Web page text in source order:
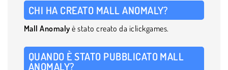
CHI HA CREATO MALL ANOMALY?
Mall Anomaly è stato creato da iclickgames.
QUANDO È STATO PUBBLICATO MALL
ANOMALY?